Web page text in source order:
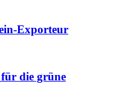
Exporteur
die grüne